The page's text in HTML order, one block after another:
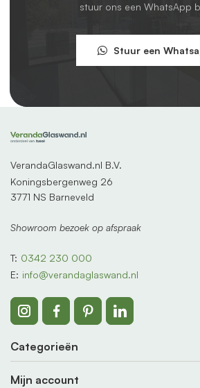
stuur ons een WhatsApp
Stuur een
VerandaGlaswand.nl B.V.
Koningsbergenweg 26
3771 NS Barneveld
Showroom bezoek op afspraak
T: 0342 230 000
E: info@verandaglaswand.nl
Categorieën
Mijn account